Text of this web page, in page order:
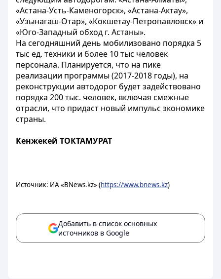
«Астана-Усть-Каменогорск», «Астана-Актау»,
«Узынагаш-Отар», «Кокшетау-Петропавловск» и
«Юго-Западный обход г. Астаны».
На сегодняшний день мобилизовано порядка 5
тыс ед. техники и более 10 тыс человек
персонала. Планируется, что на пике
реализации программы (2017-2018 годы), на
реконструкции автодорог будет задействовано
порядка 200 тыс. человек, включая смежные
отрасли, что придаст новый импульс экономике
страны.
Кенжекей ТОКТАМУРАТ
Источник: ИА «BNews.kz» (https://www.bnews.kz)
Добавить в список основных
источников в Google